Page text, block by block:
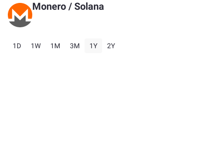
Monero / Solana
1D 1W 1M 3M 1Y 2Y